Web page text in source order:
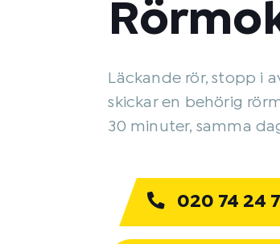
Läckande rör, stopp i
skickar en behörig
30 minuter, samma
020 74 24